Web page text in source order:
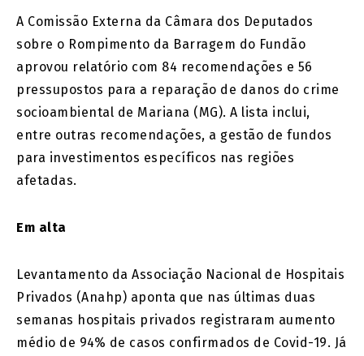
A Comissão Externa da Câmara dos Deputados
sobre o Rompimento da Barragem do Fundão
aprovou relatório com 84 recomendações e 56
pressupostos para a reparação de danos do crime
socioambiental de Mariana (MG). A lista inclui,
entre outras recomendações, a gestão de fundos
para investimentos específicos nas regiões
afetadas.
Em alta
Levantamento da Associação Nacional de Hospitais
Privados (Anahp) aponta que nas últimas duas
semanas hospitais privados registraram aumento
médio de 94% de casos confirmados de Covid-19. Já